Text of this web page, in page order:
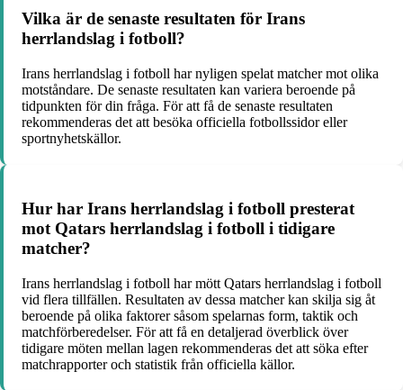
Vilka är de senaste resultaten för Irans
herrlandslag i fotboll?
Irans herrlandslag i fotboll har nyligen spelat matcher mot olika
motståndare. De senaste resultaten kan variera beroende på
tidpunkten för din fråga. För att få de senaste resultaten
rekommenderas det att besöka officiella fotbollssidor eller
sportnyhetskällor.
Hur har Irans herrlandslag i fotboll presterat
mot Qatars herrlandslag i fotboll i tidigare
matcher?
Irans herrlandslag i fotboll har mött Qatars herrlandslag i fotboll
vid flera tillfällen. Resultaten av dessa matcher kan skilja sig åt
beroende på olika faktorer såsom spelarnas form, taktik och
matchförberedelser. För att få en detaljerad överblick över
tidigare möten mellan lagen rekommenderas det att söka efter
matchrapporter och statistik från officiella källor.